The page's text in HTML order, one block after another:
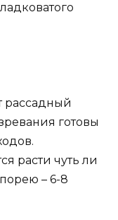
готовы
расти чуть ли
– 6-8